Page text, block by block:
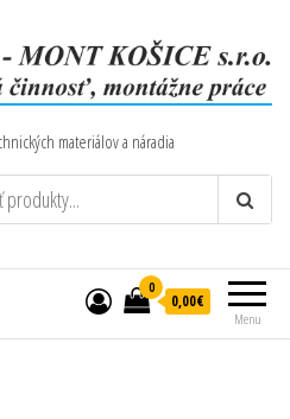
materiálov a náradia
Menu
0
0,00€